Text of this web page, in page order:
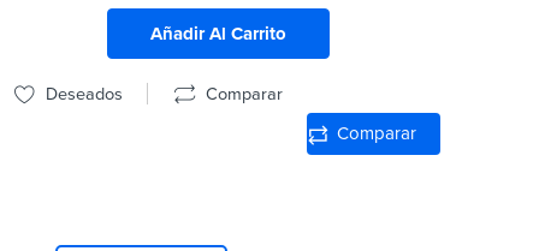
Añadir Al Carrito
Deseados Comparar
Comparar